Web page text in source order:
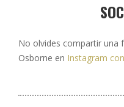
No olvides compartir
Osborne en Instagram